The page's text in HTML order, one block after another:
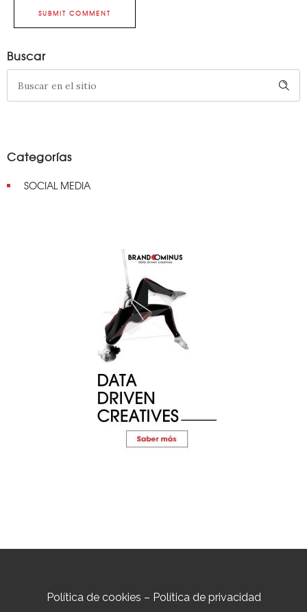
SUBMIT COMMENT
Buscar
Categorías
SOCIAL MEDIA
Política de cookies – Política de privacidad